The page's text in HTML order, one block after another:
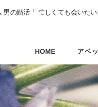
の婚活「 忙しくても会いた
HOME アベ